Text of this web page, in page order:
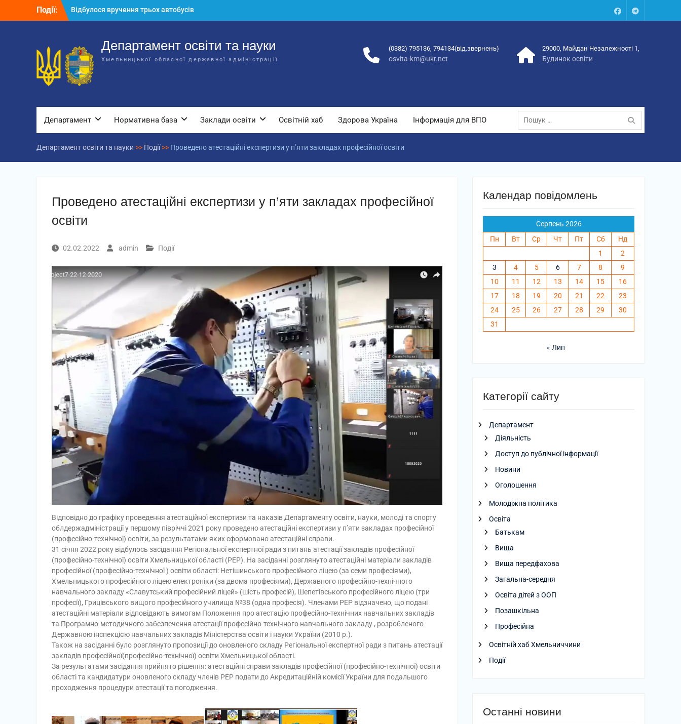
Події:
Відбулося вручення трьох автобусів
для потреб закладів освіти
Департаменту освіти та науки обласної
державної адміністрації
Відбулась обласна нарада для
відповідальних за національно-
патріотичне виховання
FacebookTalegram
Департамент освіти та науки
Хмельницької обласної державної адміністрації
(0382) 795136, 794134(від.звернень)
osvita-km@ukr.net
29000, Майдан Незалежності 1,
Будинок освіти
Департамент Нормативна база Заклади освіти Освітній хаб Здорова Україна Інформація для ВПО
Пошук:
Департамент освіти та науки >> Події>> Проведено атестаційні експертизи у п’яти закладах професійної освіти
Проведено атестаційні експертизи у п’яти закладах професійної
освіти
02.02.2022 admin Події
Відповідно до графіку проведення атестаційної експертизи та наказів Департаменту освіти, науки, молоді та спорту
облдержадміністрації у першому півріччі 2021 року проведено атестаційні експертизи у п’яти закладах професійної
(професійно-технічної) освіти, за результатами яких сформовано атестаційні справи.
31 січня 2022 року відбулось засідання Регіональної експертної ради з питань атестації закладів професійної
(професійно-технічної) освіти Хмельницької області (РЕР). На засіданні розглянуто атестаційні матеріали закладів
професійної (професійно-технічної ) освіти області: Нетішинського професійного ліцею (за семи професіями),
Хмельницького професійного ліцею електроніки (за двома професіями), Державного професійно-технічного
навчального закладу «Славутський професійний ліцей» (шість професій), Шепетівського професійного ліцею (три
професії), Грицівського вищого професійного училища №38 (одна професія). Членами РЕР відзначено, що подані
атестаційні матеріали відповідають вимогам Положення про атестацію професійно-технічних навчальних закладів
та Програмно-методичного забезпечення атестації професійно-технічного навчального закладу , розробленого
Державною інспекцією навчальних закладів Міністерства освіти і науки України (2010 р.).
Також на засіданні було розглянуто пропозиції до оновленого складу Регіональної експертної ради з питань атестації
закладів професійної(професійно-технічної) освіти Хмельницької області.
За результатами засідання прийнято рішення: атестаційні справи закладів професійної (професійно-технічної) освіти
області та кандидатури оновленого складу членів РЕР подати до Акредитаційній комісії України для подальшого
проходження процедури атестації та погодження.
Календар повідомлень
Серпень 2026
Пн
Вт Ср Чт Пт Сб
Нд
1
2
3
4 5 6 7 8
9
10
11 12 13 14 15
16
17
18 19 20 21 22
23
24
25 26 27 28 29
30
31
« Лип
Категорії сайту
Департамент
Діяльність
Доступ до публічної інформації
Новини
Оголошення
Молодіжна політика
Освіта
Батькам
Вища
Вища передфахова
Загальна-середня
Освіта дітей з ООП
Позашкільна
Професійна
Освітній хаб Хмельниччини
Події
Останні новини